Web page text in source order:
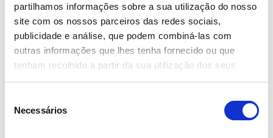
partilhamos informações sobre a sua utilização do nosso
site com os nossos parceiros das redes sociais,
publicidade e análise, que podem combiná-las com
outras informações que lhes tenha fornecido ou que
tenham recolhido a partir da sua utilização dos seus
serviços.
Necessários